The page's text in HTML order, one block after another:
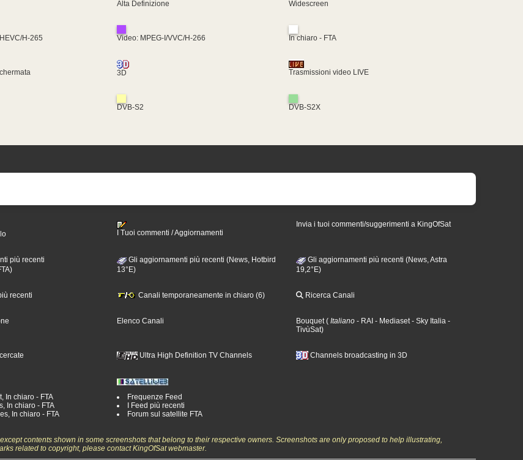
Alta Definizione Widescreen
H-265 Video: MPEG-I/VVC/H-266 In chiaro - FTA
3D Trasmissioni video LIVE
DVB-S2 DVB-S2X
I Tuoi commenti / Aggiornamenti
Invia i tuoi commenti/suggerimenti a KingOfSat
più recenti
Gli aggiornamenti più recenti (News, Hotbird
13°E)
Gli aggiornamenti più recenti (News, Astra
19,2°E)
recenti Canali temporaneamente in chiaro (6) Ricerca Canali
Elenco Canali Bouquet ( Italiano - RAI - Mediaset - Sky Italia -
TivùSat)
Ultra High Definition TV Channels Channels broadcasting in 3D
In chiaro - FTA
In chiaro - FTA
In chiaro - FTA
Frequenze Feed
I Feed più recenti
Forum sul satellite FTA
contents shown in some screenshots that belong to their respective owners. Screenshots are only proposed to help illustrating,
related to copyright, please contact KingOfSat webmaster.